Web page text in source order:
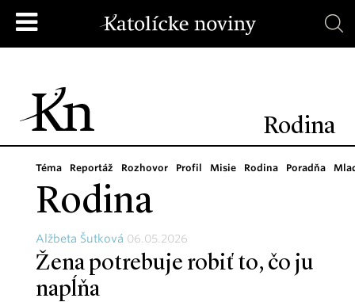
Rodina
Téma Reportáž Rozhovor Profil Misie Rodina Poradňa
Rodina
Alžbeta Šutková 06.05.2026
Žena potrebuje robiť to, čo ju
napĺňa